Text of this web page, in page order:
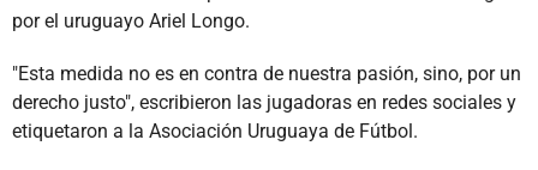
por el uruguayo Ariel Longo.
"Esta medida no es en contra de nuestra pasión, sino, por un
derecho justo", escribieron las jugadoras en redes sociales y
etiquetaron a la Asociación Uruguaya de Fútbol.